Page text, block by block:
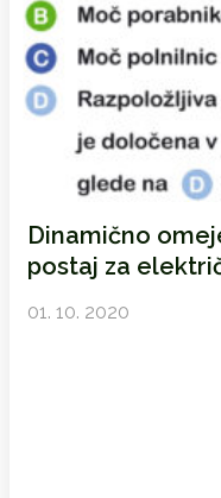
Dinamično
postaj za
01. 10. 2020